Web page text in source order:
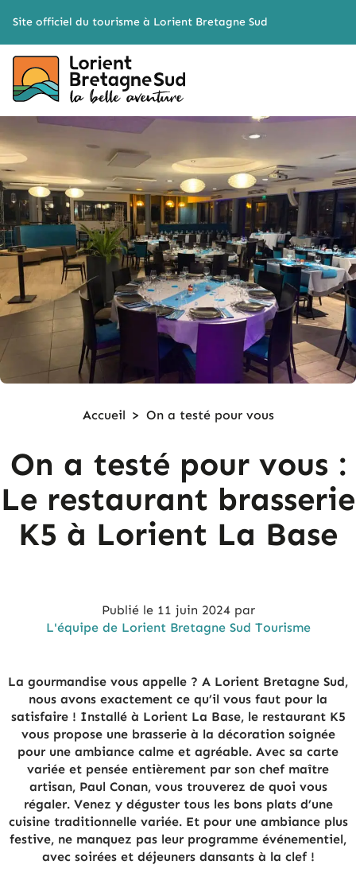
Site officiel du tourisme à Lorient Bretagne Sud
Accueil > On a testé pour vous
On a testé pour vous :
Le restaurant brasserie
K5 à Lorient La Base
Publié le 11 juin 2024 par
L'équipe de Lorient Bretagne Sud Tourisme
La gourmandise vous appelle ? A Lorient Bretagne Sud,
nous avons exactement ce qu’il vous faut pour la
satisfaire ! Installé à Lorient La Base, le restaurant K5
vous propose une brasserie à la décoration soignée
pour une ambiance calme et agréable. Avec sa carte
variée et pensée entièrement par son chef maître
artisan, Paul Conan, vous trouverez de quoi vous
régaler. Venez y déguster tous les bons plats d’une
cuisine traditionnelle variée. Et pour une ambiance plus
festive, ne manquez pas leur programme événementiel,
avec soirées et déjeuners dansants à la clef !